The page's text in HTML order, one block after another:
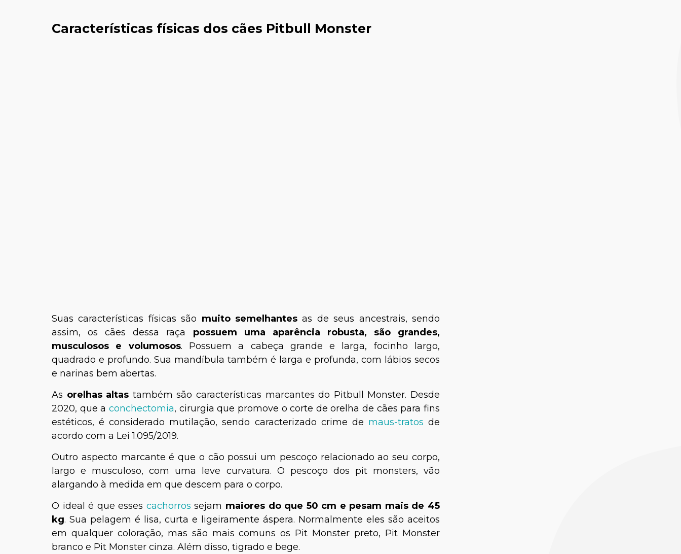
Características físicas dos cães Pitbull Monster
Suas características físicas são muito semelhantes as de seus ancestrais, sendo
assim, os cães dessa raça possuem uma aparência robusta, são grandes,
musculosos e volumosos. Possuem a cabeça grande e larga, focinho largo,
quadrado e profundo. Sua mandíbula também é larga e profunda, com lábios secos
e narinas bem abertas.
As orelhas altas também são características marcantes do Pitbull Monster. Desde
2020, que a conchectomia, cirurgia que promove o corte de orelha de cães para fins
estéticos, é considerado mutilação, sendo caracterizado crime de maus-tratos de
acordo com a Lei 1.095/2019.
Outro aspecto marcante é que o cão possui um pescoço relacionado ao seu corpo,
largo e musculoso, com uma leve curvatura. O pescoço dos pit monsters, vão
alargando à medida em que descem para o corpo.
O ideal é que esses cachorros sejam maiores do que 50 cm e pesam mais de 45
kg. Sua pelagem é lisa, curta e ligeiramente áspera. Normalmente eles são aceitos
em qualquer coloração, mas são mais comuns os Pit Monster preto, Pit Monster
branco e Pit Monster cinza. Além disso, tigrado e bege.